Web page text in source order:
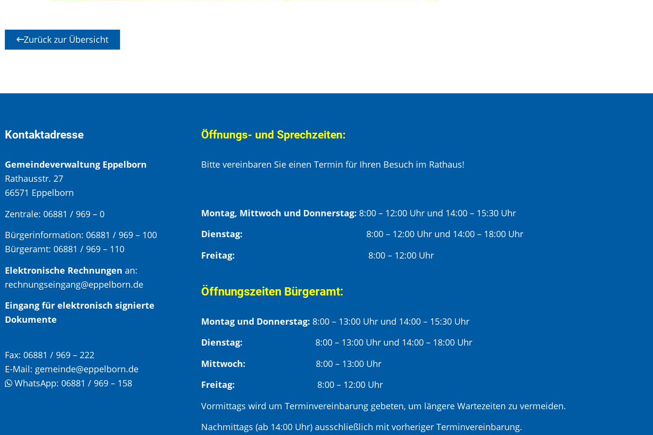
Zurück zur Übersicht
Kontaktadresse
Gemeindeverwaltung Eppelborn
Rathausstr. 27
66571 Eppelborn
Zentrale: 06881 / 969 – 0
Bürgerinformation: 06881 / 969 – 100
Bürgeramt: 06881 / 969 – 110
Elektronische Rechnungen an:
rechnungseingang@eppelborn.de
Eingang für elektronisch signierte
Dokumente
Fax: 06881 / 969 – 222
E-Mail: gemeinde@eppelborn.de
WhatsApp: 06881 / 969 – 158
Öffnungs- und Sprechzeiten:
Bitte vereinbaren Sie einen Termin für Ihren Besuch im Rathaus!
Montag, Mittwoch und Donnerstag: 8:00 – 12:00 Uhr und 14:00 – 15:30 Uhr
Dienstag: 8:00 – 12:00 Uhr und 14:00 – 18:00 Uhr
Freitag:
8:00 – 12:00 Uhr
Öffnungszeiten Bürgeramt:
Montag und Donnerstag: 8:00 – 13:00 Uhr und 14:00 – 15:30 Uhr
Dienstag: 8:00 – 13:00 Uhr und 14:00 – 18:00 Uhr
Mittwoch: 8:00 – 13:00 Uhr
Freitag:
8:00 – 12:00 Uhr
Vormittags wird um Terminvereinbarung gebeten, um längere Wartezeiten zu vermeiden.
Nachmittags (ab 14:00 Uhr) ausschließlich mit vorheriger Terminvereinbarung.